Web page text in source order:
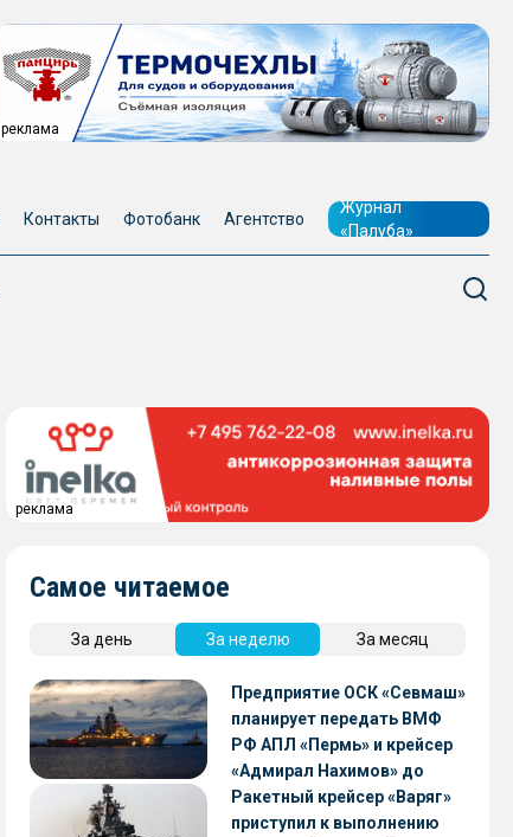
реклама
Контакты Фотобанк Агентство
Журнал
«Палуба»
реклама
Самое читаемое
За день За неделю За месяц
Предприятие ОСК «Севмаш»
планирует передать ВМФ
РФ АПЛ «Пермь» и крейсер
«Адмирал Нахимов» до
конца 2026 года
Ракетный крейсер «Варяг»
приступил к выполнению